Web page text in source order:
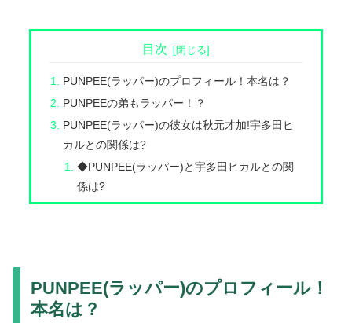
目次
PUNPEE(ラッパー)のプロフィール！本名は？
PUNPEEの弟もラッパー！？
PUNPEE(ラッパー)の彼女は秋元才加!宇多田ヒ
カルとの関係は?
◆PUNPEE(ラッパー)と宇多田ヒカルとの関
係は?
PUNPEE(ラッパー)のプロフィール！
本名は？